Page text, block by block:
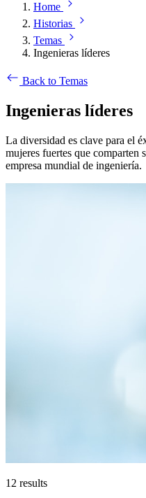
Home
Historias
Temas
Ingenieras líderes
Back to Temas
Ingenieras líderes
La diversidad es clave para el
mujeres fuertes que comparten
empresa mundial de ingeniería.
12 results